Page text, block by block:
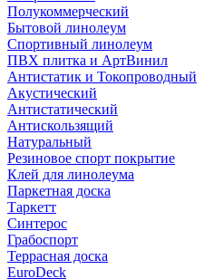
Полукоммерческий
Бытовой линолеум
Спортивный линолеум
ПВХ плитка и АртВинил
Антистатик и Токопроводный
Акустический
Антистатический
Антискользящий
Натуральный
Резиновое спорт покрытие
Клей для линолеума
Паркетная доска
Таркетт
Синтерос
Грабоспорт
Террасная доска
EuroDeck